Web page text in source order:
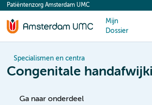
content
Patiëntenzorg Amsterdam UMC
Mijn
Dossier
Specialismen en centra
Congenitale
Ga naar onderdeel